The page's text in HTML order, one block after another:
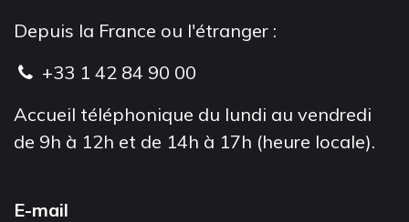
Depuis la France ou l'étranger :
+33 1 42 84 90 00
Accueil téléphonique du lundi au vendredi
de 9h à 12h et de 14h à 17h (heure locale).
E-mail